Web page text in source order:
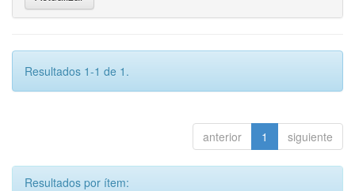
Resultados 1-1 de 1.
anterior 1 siguiente
Resultados por ítem: